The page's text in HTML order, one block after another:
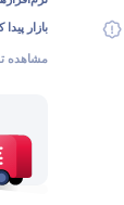
با
مشاهده